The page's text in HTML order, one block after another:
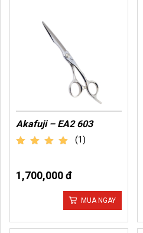
Akafuji – EA2 603
(1)
1,700,000 đ
MUA NGAY